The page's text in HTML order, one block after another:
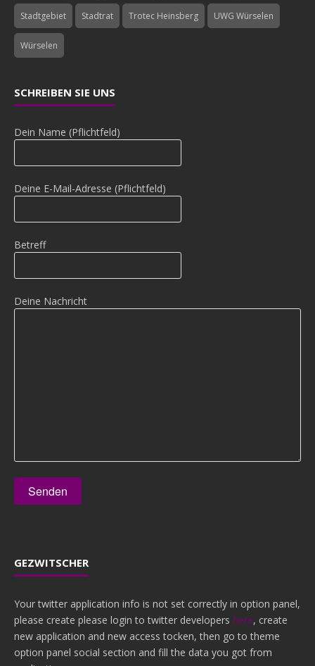
Stadtgebiet Stadtrat Trotec Heinsberg UWG Würselen
Würselen
SCHREIBEN SIE UNS
Dein Name (Pflichtfeld)
Deine E-Mail-Adresse (Pflichtfeld)
Betreff
Deine Nachricht
GEZWITSCHER
Your twitter application info is not set correctly in option panel,
please create please login to twitter developers here, create
new application and new access tocken, then go to theme
option panel social section and fill the data you got from